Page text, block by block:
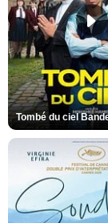
Tombé du ciel